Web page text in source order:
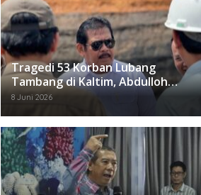
Tragedi 53 Korban Lubang
Tambang di Kaltim, Abdulloh
Desak Perbaikan Total Tata Kelola
8 Juni 2026